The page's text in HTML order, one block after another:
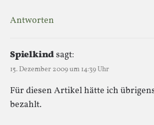
Antworten
Spielkindsagt:
15. Dezember 2009 um 14:39 Uhr
Für diesen Artikel hätte ich
bezahlt.